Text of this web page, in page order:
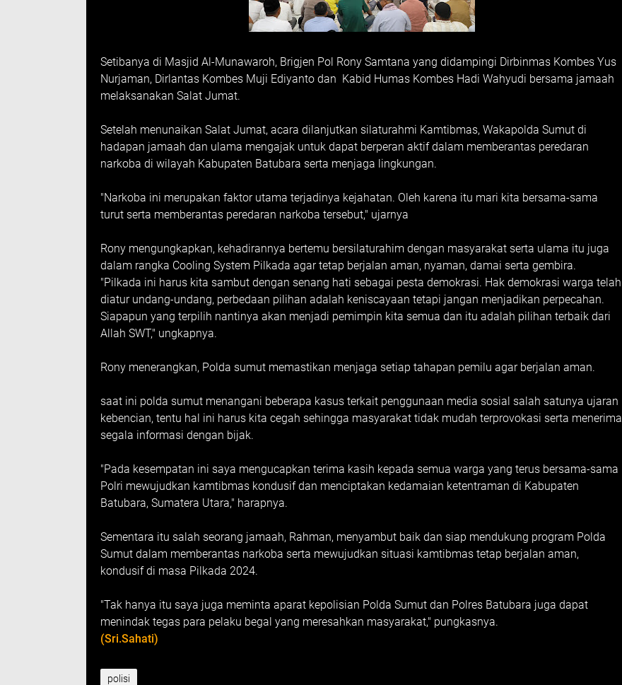
Setibanya di Masjid Al-Munawaroh, Brigjen Pol Rony Samtana yang didampingi Dirbinmas Kombes Yus
Nurjaman, Dirlantas Kombes Muji Ediyanto dan Kabid Humas Kombes Hadi Wahyudi bersama jamaah
melaksanakan Salat Jumat.
Setelah menunaikan Salat Jumat, acara dilanjutkan silaturahmi Kamtibmas, Wakapolda Sumut di
hadapan jamaah dan ulama mengajak untuk dapat berperan aktif dalam memberantas peredaran
narkoba di wilayah Kabupaten Batubara serta menjaga lingkungan.
"Narkoba ini merupakan faktor utama terjadinya kejahatan. Oleh karena itu mari kita bersama-sama
turut serta memberantas peredaran narkoba tersebut," ujarnya
Rony mengungkapkan, kehadirannya bertemu bersilaturahim dengan masyarakat serta ulama itu juga
dalam rangka Cooling System Pilkada agar tetap berjalan aman, nyaman, damai serta gembira.
"Pilkada ini harus kita sambut dengan senang hati sebagai pesta demokrasi. Hak demokrasi warga telah
diatur undang-undang, perbedaan pilihan adalah keniscayaan tetapi jangan menjadikan perpecahan.
Siapapun yang terpilih nantinya akan menjadi pemimpin kita semua dan itu adalah pilihan terbaik dari
Allah SWT," ungkapnya.
Rony menerangkan, Polda sumut memastikan menjaga setiap tahapan pemilu agar berjalan aman.
saat ini polda sumut menangani beberapa kasus terkait penggunaan media sosial salah satunya ujaran
kebencian, tentu hal ini harus kita cegah sehingga masyarakat tidak mudah terprovokasi serta menerima
segala informasi dengan bijak.
"Pada kesempatan ini saya mengucapkan terima kasih kepada semua warga yang terus bersama-sama
Polri mewujudkan kamtibmas kondusif dan menciptakan kedamaian ketentraman di Kabupaten
Batubara, Sumatera Utara," harapnya.
Sementara itu salah seorang jamaah, Rahman, menyambut baik dan siap mendukung program Polda
Sumut dalam memberantas narkoba serta mewujudkan situasi kamtibmas tetap berjalan aman,
kondusif di masa Pilkada 2024.
"Tak hanya itu saya juga meminta aparat kepolisian Polda Sumut dan Polres Batubara juga dapat
menindak tegas para pelaku begal yang meresahkan masyarakat," pungkasnya.
(Sri.Sahati)
polisi